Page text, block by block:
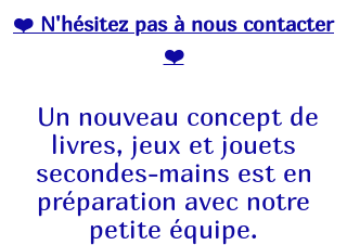
❤️ N'hésitez pas à nous contacter
❤️
Un nouveau concept de
livres, jeux et jouets
secondes-mains est en
préparation avec notre
petite équipe.